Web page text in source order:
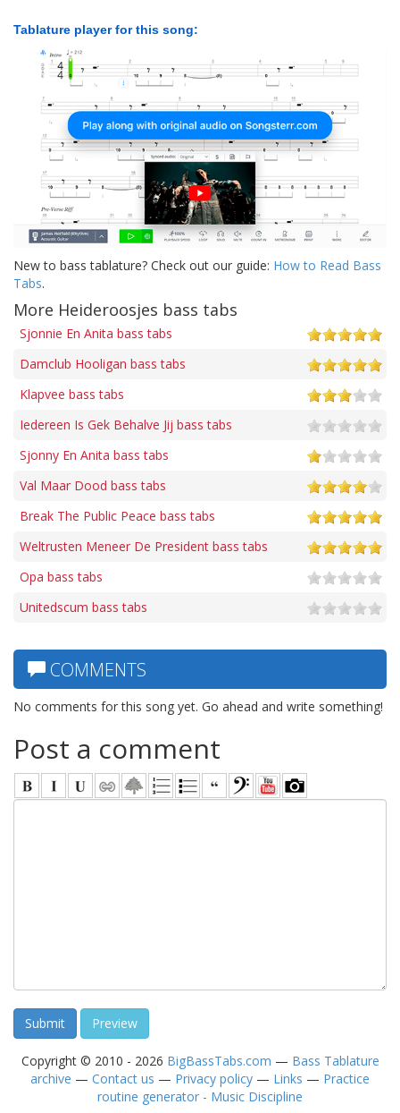
Tablature player for this song:
New to bass tablature? Check out our guide: How to Read Bass
Tabs.
More Heideroosjes bass tabs
Sjonnie En Anita bass tabs
Damclub Hooligan bass tabs
Klapvee bass tabs
Iedereen Is Gek Behalve Jij bass tabs
Sjonny En Anita bass tabs
Val Maar Dood bass tabs
Break The Public Peace bass tabs
Weltrusten Meneer De President bass tabs
Opa bass tabs
Unitedscum bass tabs
COMMENTS
No comments for this song yet. Go ahead and write something!
Post a comment
Copyright © 2010 - 2026 BigBassTabs.com — Bass Tablature
archive — Contact us — Privacy policy — Links — Practice
routine generator - Music Discipline